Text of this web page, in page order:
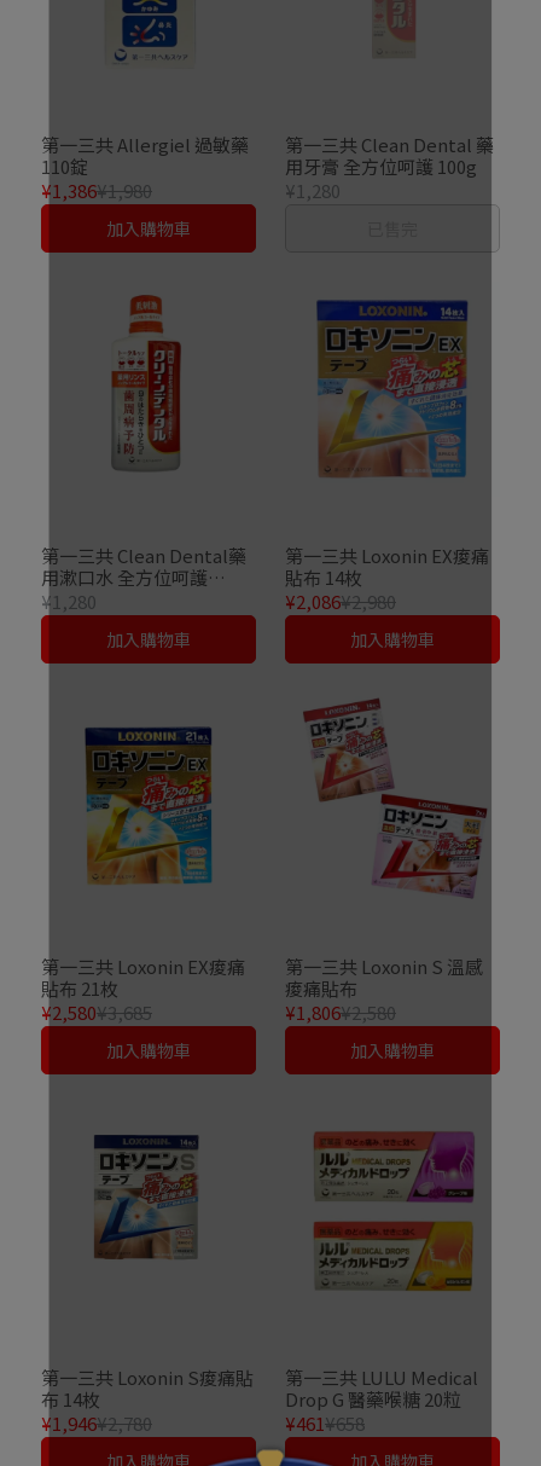
第一三共 Allergiel 過敏藥
110錠
¥1,386¥1,980
加入購物車
第一三共 Clean Dental 藥
用牙膏 全方位呵護 100g
¥1,280
第一三共 Clean Dental藥
用漱口水 全方位呵護
450ml
¥1,280
加入購物車
第一三共 Loxonin EX痠痛
貼布 14枚
¥2,086¥2,980
加入購物車
第一三共 Loxonin EX痠痛
貼布 21枚
¥2,580¥3,685
加入購物車
第一三共 Loxonin S 溫感
痠痛貼布
¥1,806¥2,580
加入購物車
第一三共 Loxonin S痠痛貼
布 14枚
¥1,946¥2,780
加入購物車
第一三共 LULU Medical
Drop G 醫藥喉糖 20粒
¥461¥658
加入購物車